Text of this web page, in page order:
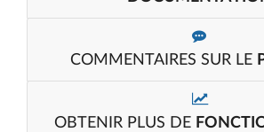
COMMENTAIRES SUR LE
OBTENIR PLUS DE